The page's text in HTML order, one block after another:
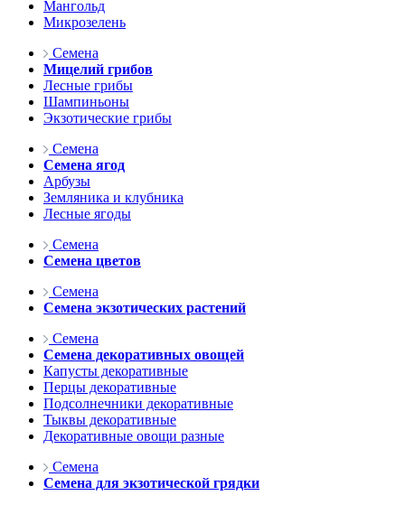
Мангольд
Микрозелень
Семена
Мицелий грибов
Лесные грибы
Шампиньоны
Экзотические грибы
Семена
Семена ягод
Арбузы
Земляника и клубника
Лесные ягоды
Семена
Семена цветов
Семена
Семена экзотических растений
Семена
Семена декоративных овощей
Капусты декоративные
Перцы декоративные
Подсолнечники декоративные
Тыквы декоративные
Декоративные овощи разные
Семена
Семена для экзотической грядки